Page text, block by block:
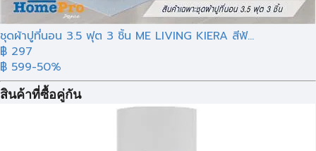
ชุดผ้าปูที่นอน 3.5 ฟุต 3 ชิ้น ME LIVING KIERA สีฟ้...
฿ 297
฿ 599-50%
สินค้าที่ซื้อคู่กัน